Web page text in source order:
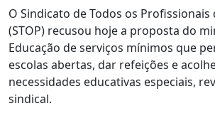
O Sindicato de Todos os Profissionais
(STOP) recusou hoje a proposta do
Educação de serviços mínimos que
escolas abertas, dar refeições e
necessidades educativas especiais,
sindical.